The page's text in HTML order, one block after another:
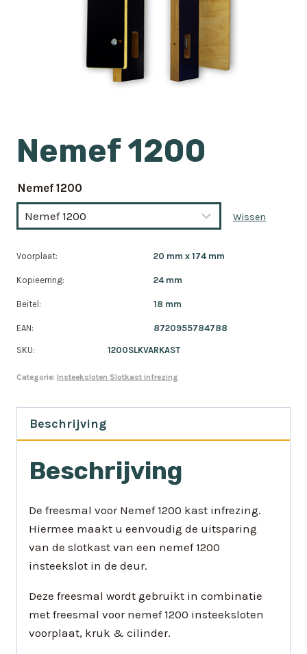
Nemef 1200
Nemef 1200
Wissen
Voorplaat: 20 mm x 174 mm
Kopieerring: 24 mm
Beitel: 18 mm
EAN: 8720955784788
SKU: 1200SLKVARKAST
Categorie: Insteeksloten Slotkast infrezing
Beschrijving
Beschrijving
De freesmal voor Nemef 1200 kast infrezing.
Hiermee maakt u eenvoudig de uitsparing
van de slotkast van een nemef 1200
insteekslot in de deur.
Deze freesmal wordt gebruikt in combinatie
met freesmal voor nemef 1200 insteeksloten
voorplaat, kruk & cilinder.